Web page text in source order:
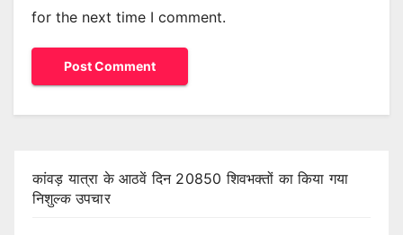
for the next time I comment.
कांवड़ यात्रा के आठवें दिन 20850 शिवभक्तों का किया गया
निशुल्क उपचार